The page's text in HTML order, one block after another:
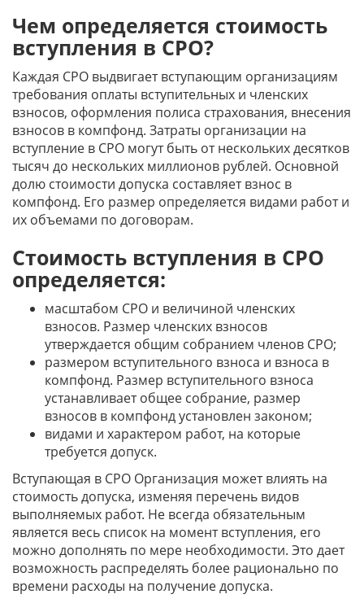
Чем определяется стоимость
вступления в СРО?
Каждая СРО выдвигает вступающим организациям
требования оплаты вступительных и членских
взносов, оформления полиса страхования, внесения
взносов в компфонд. Затраты организации на
вступление в СРО могут быть от нескольких десятков
тысяч до нескольких миллионов рублей. Основной
долю стоимости допуска составляет взнос в
компфонд. Его размер определяется видами работ и
их объемами по договорам.
Стоимость вступления в СРО
определяется:
масштабом СРО и величиной членских
взносов. Размер членских взносов
утверждается общим собранием членов СРО;
размером вступительного взноса и взноса в
компфонд. Размер вступительного взноса
устанавливает общее собрание, размер
взносов в компфонд установлен законом;
видами и характером работ, на которые
требуется допуск.
Вступающая в СРО Организация может влиять на
стоимость допуска, изменяя перечень видов
выполняемых работ. Не всегда обязательным
является весь список на момент вступления, его
можно дополнять по мере необходимости. Это дает
возможность распределять более рационально по
времени расходы на получение допуска.